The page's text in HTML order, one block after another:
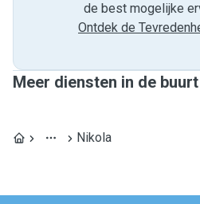
de best mogelijke
Ontdek de
Meer diensten in de
Nikola